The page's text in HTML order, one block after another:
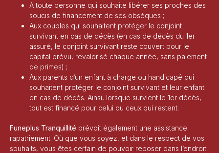
A toute personne qui souhaite libérer ses proches des
soucis de financement de ses obsèques ;
Aux couples qui souhaitent protéger le conjoint
survivant en cas de décès (en cas de décès du 1er
assuré, le conjoint survivant reste couvert pour le
capital prévu, revalorisé chaque année, sans paiement
de primes) ;
Aux parents d’un enfant à charge ou handicapé qui
souhaitent protéger le conjoint survivant et leur enfant
en cas de décès. Ainsi, lorsque survient le 1er décès,
tout est financé pour celui ou ceux qui restent.
Funeplus Tranquillité prévoit également une assistance
rapatriement. Où que vous soyez, et dans le respect de vos
souhaits, vous êtes certain de pouvoir reposer dans l’endroit